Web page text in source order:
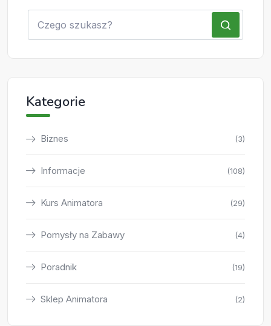
Kategorie
Biznes (3)
Informacje (108)
Kurs Animatora (29)
Pomysły na Zabawy (4)
Poradnik (19)
Sklep Animatora (2)